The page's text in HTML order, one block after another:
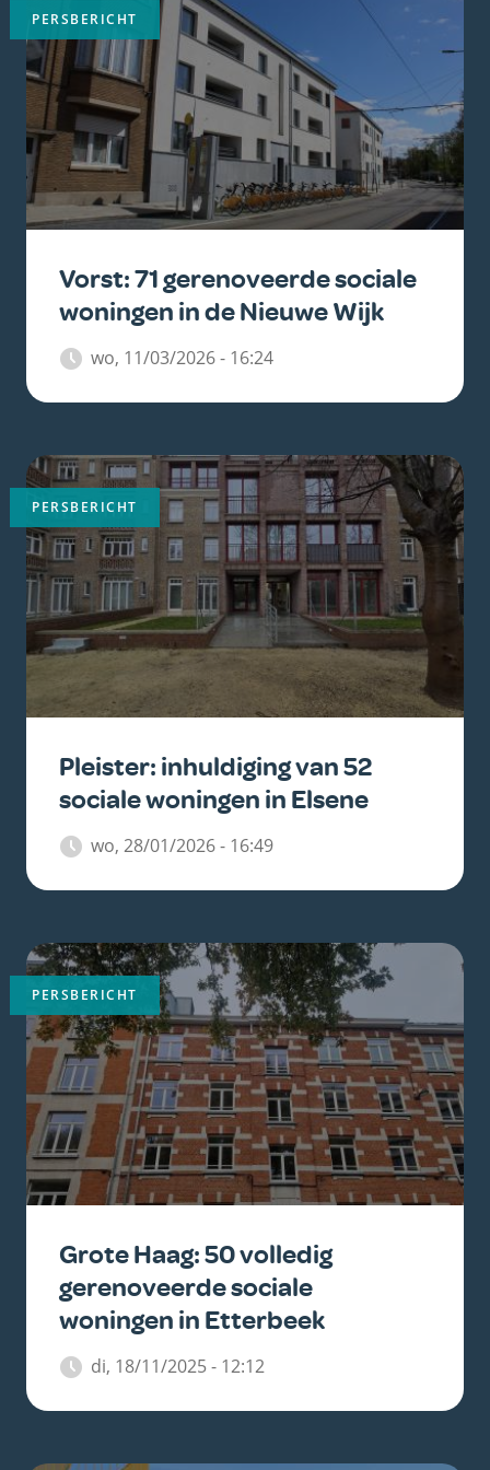
Vorst: 71 gerenoveerde sociale
woningen in de Nieuwe Wijk
wo, 11/03/2026 - 16:24
PERSBERICHT
Belangrijkste
afbeelding
Pleister: inhuldiging van 52
sociale woningen in Elsene
wo, 28/01/2026 - 16:49
PERSBERICHT
Belangrijkste
afbeelding
Grote Haag: 50 volledig
gerenoveerde sociale
woningen in Etterbeek
di, 18/11/2025 - 12:12
PERSBERICHT